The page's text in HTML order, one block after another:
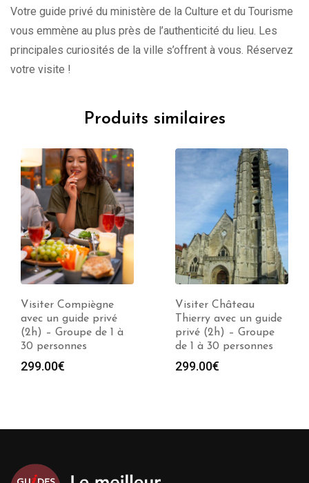
Votre guide privé du ministère de la Culture et du Tourisme
vous emmène au plus près de l’authenticité du lieu. Les
principales curiosités de la ville s’offrent à vous. Réservez
votre visite !
Produits similaires
Visiter Château
Thierry avec un guide
privé (2h) – Groupe
de 1 à 30 personnes
299.00€
Visiter Calais avec un
guide privé (2h) –
Groupe de 1 à 30
personnes
299.00€